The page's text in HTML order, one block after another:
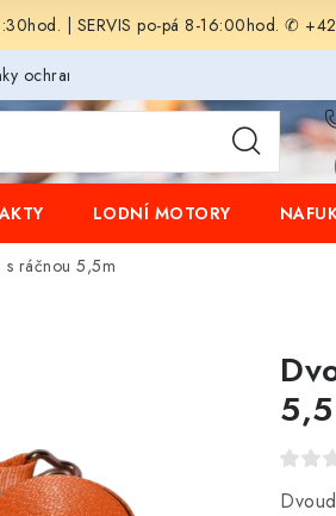
| SERVIS po-pá 8-16:00hod. ✆
ochrany osobních údajů
LODNÍ MOTORY
s ráčnou 5,5m